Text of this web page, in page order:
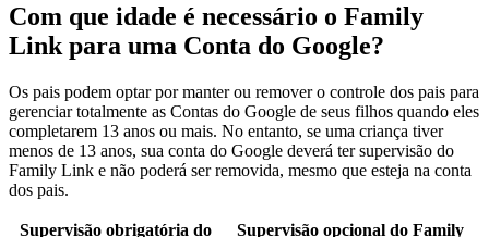
Com que idade é necessário o Family
Link para uma Conta do Google?
Os pais podem optar por manter ou remover o controle dos pais para
gerenciar totalmente as Contas do Google de seus filhos quando eles
completarem 13 anos ou mais. No entanto, se uma criança tiver
menos de 13 anos, sua conta do Google deverá ter supervisão do
Family Link e não poderá ser removida, mesmo que esteja na conta
dos pais.
Supervisão obrigatória do
Supervisão opcional do Family